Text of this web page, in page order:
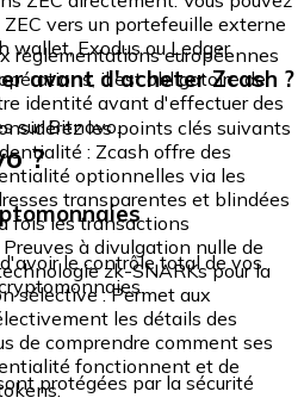
vers un portefeuille externe
wallet, Exodus ou Ledger.
réglementations européennes
il est obligatoire de
identité avant d'effectuer des
sur Bitnovo.
avant d'acheter Zcash ?
les points clés suivants
: Zcash offre des
optionnelles via les
transparentes et blindées
fois les transactions
à divulgation nulle de
zk-SNARKs pour la
sélective : Permet aux
les détails des
de comprendre comment ses
fonctionnent et de
?
le contrôle total de vos
protégées par la sécurité